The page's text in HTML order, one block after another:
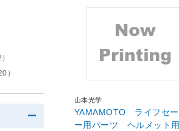
山本光学
YAMAMOTO ライフセ
ー用パーツ ヘルメット
）